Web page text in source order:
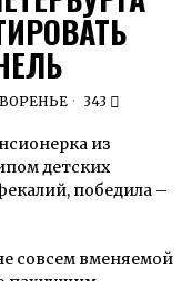
343
из
детских
победила –
совсем вменяемой